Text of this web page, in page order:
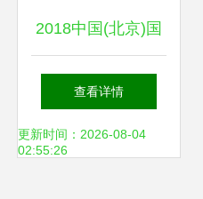
2018中国(北京)国
际文具博览会暨文
教用品及办公设备
查看详情
更新时间：2026-08-04
02:55:26